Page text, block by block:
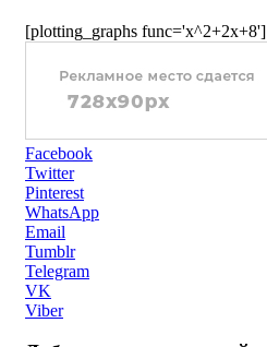
[plotting_graphs func='x^2+2x+8']
Facebook
Twitter
Pinterest
WhatsApp
Email
Tumblr
Telegram
VK
Viber